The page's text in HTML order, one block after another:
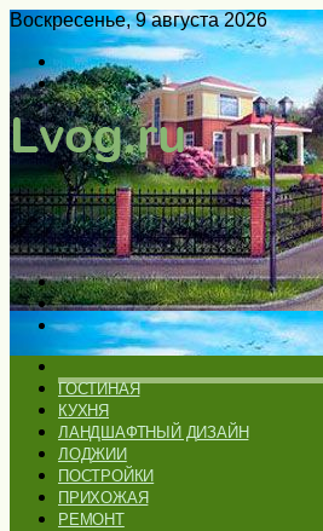
Воскресенье, 9 августа 2026
Войти
Switch
skin
Меню
Искать
Switch
skin
ГОСТИНАЯ
КУХНЯ
ЛАНДШАФТНЫЙ ДИЗАЙН
ЛОДЖИИ
ПОСТРОЙКИ
ПРИХОЖАЯ
РЕМОНТ